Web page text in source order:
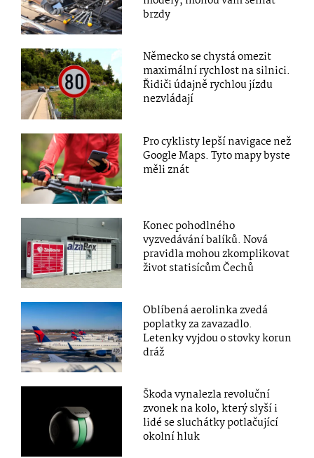
brzdy
Německo se chystá omezit
maximální rychlost na silnici.
Řidiči údajně rychlou jízdu
nezvládají
Pro cyklisty lepší navigace než
Google Maps. Tyto mapy byste
měli znát
Konec pohodlného
vyzvedávání balíků. Nová
pravidla mohou zkomplikovat
život statisícům Čechů
Oblíbená aerolinka zvedá
poplatky za zavazadlo.
Letenky vyjdou o stovky korun
dráž
Škoda vynalezla revoluční
zvonek na kolo, který slyší i
lidé se sluchátky potlačující
okolní hluk